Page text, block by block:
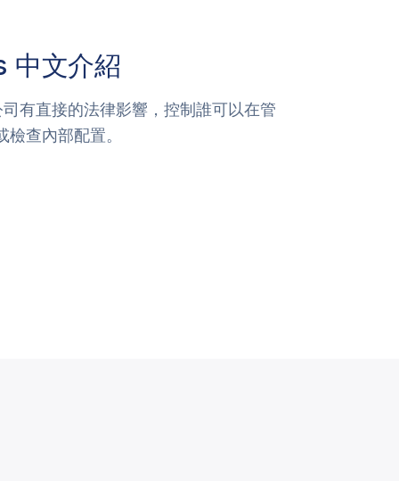
中文介紹
有直接的法律影響，控制誰可以在管
查內部配置。